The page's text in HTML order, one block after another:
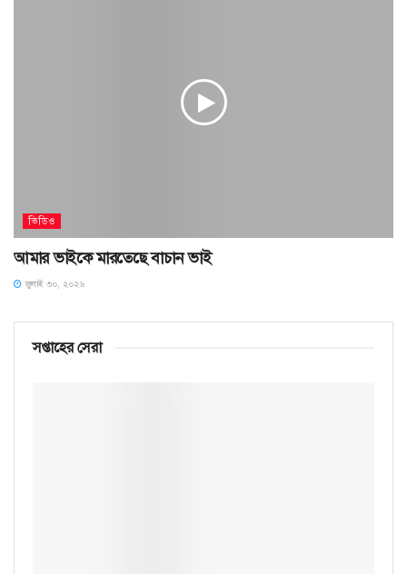
ভিডিও
আমার ভাইকে মারতেছে বাচান ভাই
জুলাই ৩০, ২০২৬
সপ্তাহের সেরা